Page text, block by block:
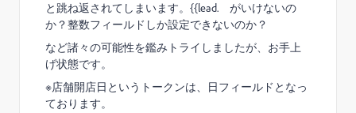
と跳ね返されてしまいます。{{lead. がいけないの
か？整数フィールドしか設定できないのか？
など諸々の可能性を鑑みトライしましたが、お手上
げ状態です。
※店舗開店日というトークンは、日フィールドとなっ
ております。